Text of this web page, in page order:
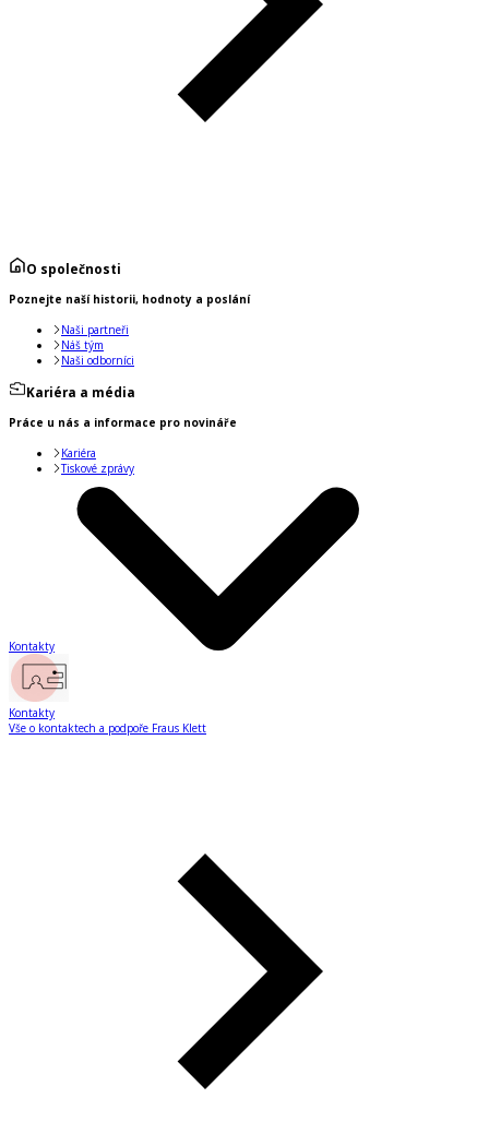
O společnosti
Poznejte naší historii, hodnoty a poslání
Naši partneři
Náš tým
Naši odborníci
Kariéra a média
Práce u nás a informace pro novináře
Kariéra
Tiskové zprávy
Kontakty
Kontakty
Vše o kontaktech a podpoře Fraus Klett